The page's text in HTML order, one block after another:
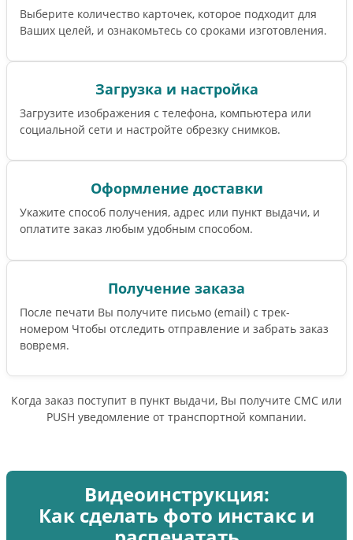
Выберите количество карточек, которое подходит для
Ваших целей, и ознакомьтесь со сроками изготовления.
Загрузка и настройка
Загрузите изображения с телефона, компьютера или
социальной сети и настройте обрезку снимков.
Оформление доставки
Укажите способ получения, адрес или пункт выдачи, и
оплатите заказ любым удобным способом.
Получение заказа
После печати Вы получите письмо (email) c трек-
номером Чтобы отследить отправление и забрать заказ
вовремя.
Когда заказ поступит в пункт выдачи, Вы получите СМС или
PUSH уведомление от транспортной компании.
Видеоинструкция:
Как сделать фото инстакс и